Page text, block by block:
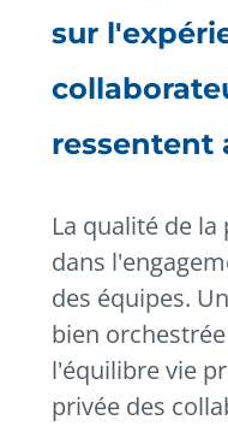
sur
ressentent
La qualité de
dans
des équipes.
bien
l'équilibre vie
privée des